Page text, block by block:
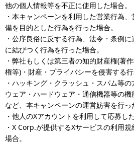
他の個人情報等を不正に使用した場合。
・本キャンペーンを利用した営業行為
備を目的とした行為を行った場合。
・公序良俗に反する行為、法令・条例
に結びつく行為を行った場合。
・弊社もしくは第三者の知的財産権(著
権等)・財産・プライバシーを侵害する行
・ハッキング・クラッシュ・スパム等
ウェア・ハードウェア・通信機器等の
など、本キャンペーンの運営妨害を行っ
・他人のXアカウントを利用して応募し
・X Corp.が提供するXサービスの利用
場合。